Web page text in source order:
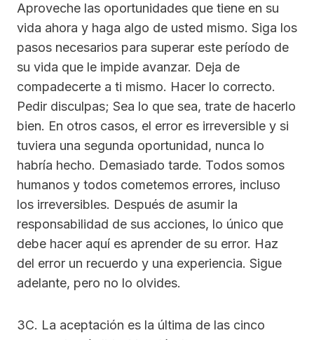
Aproveche las oportunidades que tiene en su
vida ahora y haga algo de usted mismo. Siga los
pasos necesarios para superar este período de
su vida que le impide avanzar. Deja de
compadecerte a ti mismo. Hacer lo correcto.
Pedir disculpas; Sea lo que sea, trate de hacerlo
bien. En otros casos, el error es irreversible y si
tuviera una segunda oportunidad, nunca lo
habría hecho. Demasiado tarde. Todos somos
humanos y todos cometemos errores, incluso
los irreversibles. Después de asumir la
responsabilidad de sus acciones, lo único que
debe hacer aquí es aprender de su error. Haz
del error un recuerdo y una experiencia. Sigue
adelante, pero no lo olvides.
3C. La aceptación es la última de las cinco